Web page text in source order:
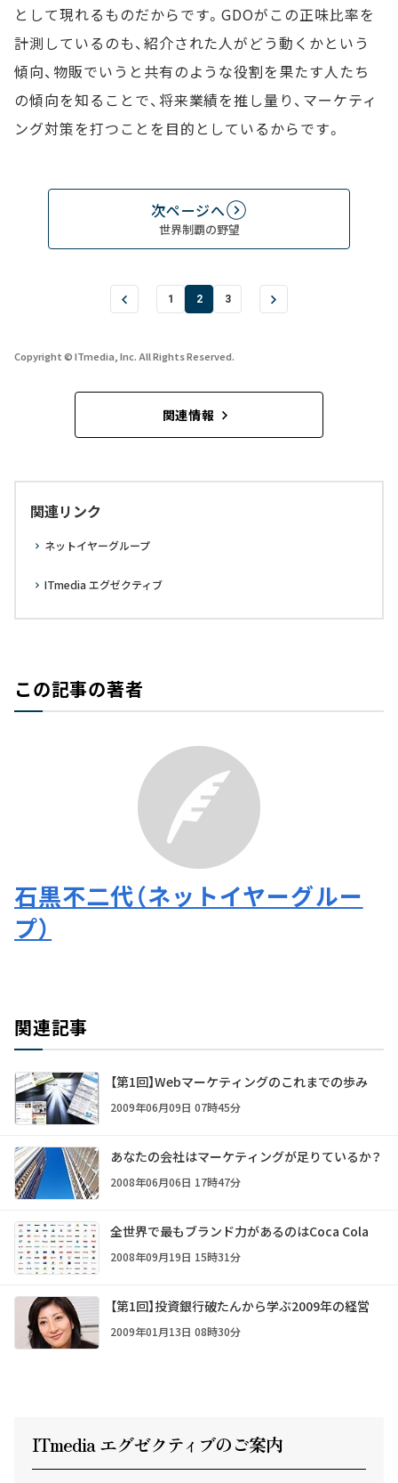
として現れるものだからです。GDOがこの正味比率を
計測しているのも、紹介された人がどう動くかという
傾向、物販でいうと共有のような役割を果たす人たち
の傾向を知ることで、将来業績を推し量り、マーケティ
ング対策を打つことを目的としているからです。
次ページへ
世界制覇の野望
1 2 3
Copyright © ITmedia, Inc. All Rights Reserved.
関連情報
関連リンク
ネットイヤーグループ
ITmedia エグゼクティブ
この記事の著者
石黒不二代（ネットイヤーグルー
プ）
関連記事
【第1回】Webマーケティングのこれまでの歩み
2009年06月09日 07時45分
あなたの会社はマーケティングが足りているか？
2008年06月06日 17時47分
全世界で最もブランド力があるのはCoca Cola
2008年09月19日 15時31分
【第1回】投資銀行破たんから学ぶ2009年の経営
2009年01月13日 08時30分
ITmedia エグゼクティ ブのご案内